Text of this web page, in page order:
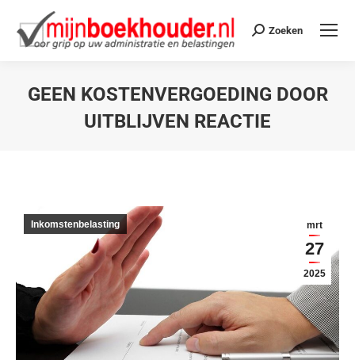
Zoeken
GEEN KOSTENVERGOEDING DOOR
UITBLIJVEN REACTIE
mrt
27
2025
Inkomstenbelasting